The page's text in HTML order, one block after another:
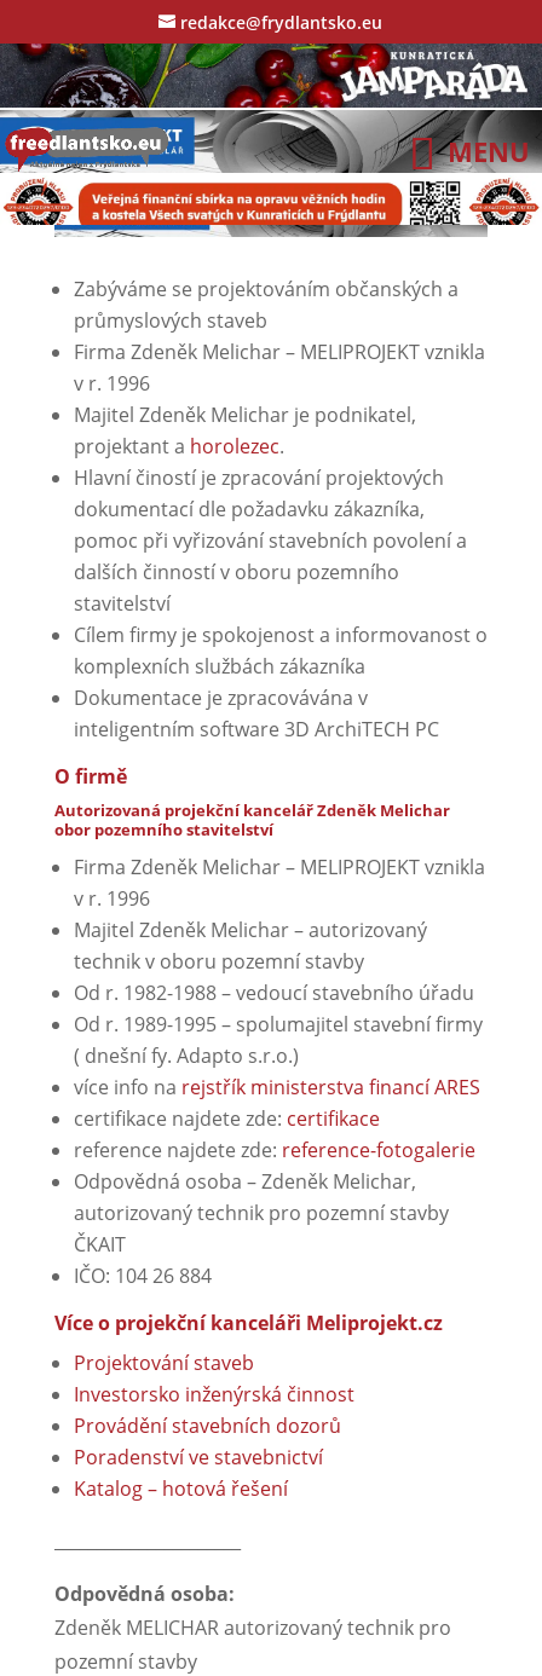
redakce@frydlantsko.eu
Zabýváme se projektováním občanských a
průmyslových staveb
Firma Zdeněk Melichar – MELIPROJEKT vznikla
v r. 1996
Majitel Zdeněk Melichar je podnikatel,
projektant a horolezec.
Hlavní čiností je zpracování projektových
dokumentací dle požadavku zákazníka,
pomoc při vyřizování stavebních povolení a
dalších činností v oboru pozemního
stavitelství
Cílem firmy je spokojenost a informovanost o
komplexních službách zákazníka
Dokumentace je zpracovávána v
inteligentním software 3D ArchiTECH PC
O firmě
Autorizovaná projekční kancelář Zdeněk Melichar
obor pozemního stavitelství
Firma Zdeněk Melichar – MELIPROJEKT vznikla
v r. 1996
Majitel Zdeněk Melichar – autorizovaný
technik v oboru pozemní stavby
Od r. 1982-1988 – vedoucí stavebního úřadu
Od r. 1989-1995 – spolumajitel stavební firmy
( dnešní fy. Adapto s.r.o.)
více info na rejstřík ministerstva financí ARES
certifikace najdete zde: certifikace
reference najdete zde: reference-fotogalerie
Odpovědná osoba – Zdeněk Melichar,
autorizovaný technik pro pozemní stavby
ČKAIT
IČO: 104 26 884
Více o projekční kanceláři Meliprojekt.cz
Projektování staveb
Investorsko inženýrská činnost
Provádění stavebních dozorů
Poradenství ve stavebnictví
Katalog – hotová řešení
Odpovědná osoba:
Zdeněk MELICHAR autorizovaný technik pro
pozemní stavby